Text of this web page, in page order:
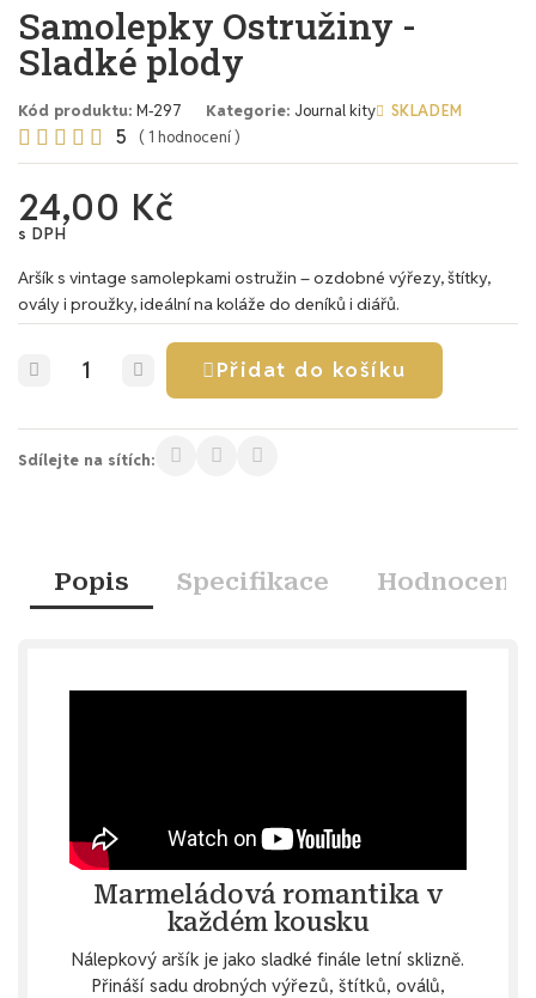
Samolepky Ostružiny -
Sladké plody
Kód produktu M-297 Kategorie Journal kity SKLADEM
     5 ( 1 hodnocení )
24,00 Kč
s DPH
Aršík s vintage samolepkami ostružin – ozdobné výřezy, štítky,
ovály i proužky, ideální na koláže do deníků i diářů.
Přidat do košíku
Sdílejte na sítích:
Popis Specifikace Hodnocení
Marmeládová romantika v
každém kousku
Nálepkový aršík je jako sladké finále letní sklizně.
Přináší sadu drobných výřezů, štítků, oválů,